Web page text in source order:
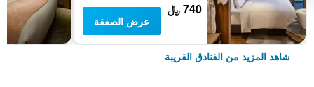
740 ﷼
عرض الصفقة
شاهد المزيد من الفنادق القريبة